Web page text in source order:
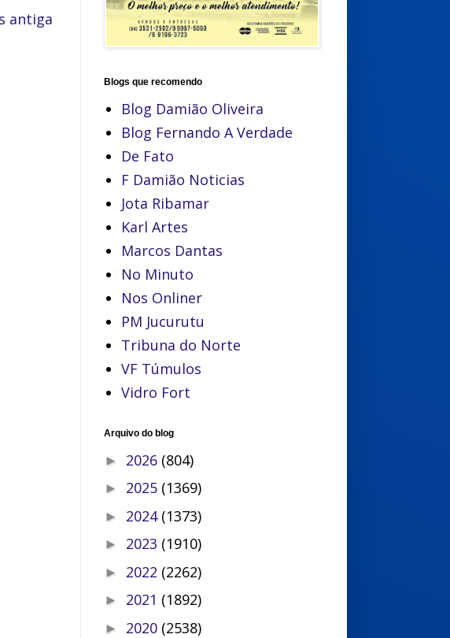
antiga
Blogs que recomendo
Blog Damião Oliveira
Blog Fernando A Verdade
De Fato
F Damião Noticias
Jota Ribamar
Karl Artes
Marcos Dantas
No Minuto
Nos Onliner
PM Jucurutu
Tribuna do Norte
VF Túmulos
Vidro Fort
Arquivo do blog
► 2026 (804)
► 2025 (1369)
► 2024 (1373)
► 2023 (1910)
► 2022 (2262)
► 2021 (1892)
► 2020 (2538)